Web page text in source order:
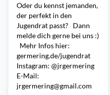
Oder du kennst jemanden,
der perfekt in den
Jugendrat passt? Dann
melde dich gerne bei uns :)
Mehr Infos hier:
germering.de/jugendrat
Instagram: @jrgermering
E-Mail:
jrgermering@gmail.com